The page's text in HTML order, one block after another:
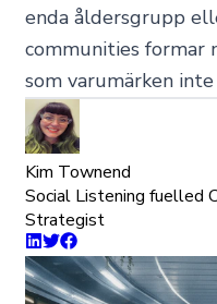
enda åldersgrupp
communities formar
som varumärken
Kim Townend
Social Listening fuelled
Strategist